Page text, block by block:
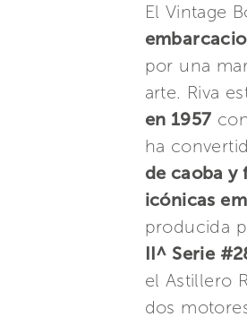
El Vintage
por una
arte. Riva
en 1957
ha
de caoba y
icónicas
producida
II^ Serie
el Astillero
dos